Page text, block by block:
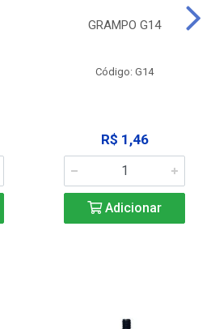
GRAMPO G14
Código: G14
R$ 1,46
Adicionar